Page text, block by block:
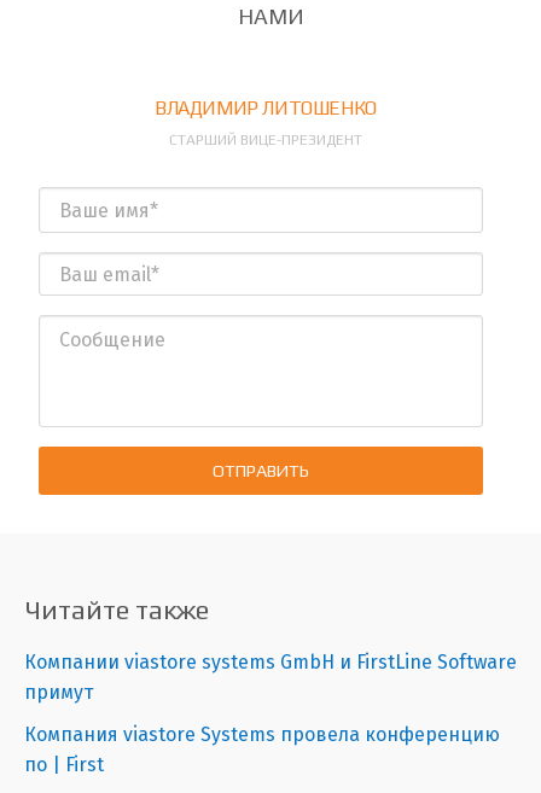
НАМИ
ВЛАДИМИР ЛИТОШЕНКО
СТАРШИЙ ВИЦЕ-ПРЕЗИДЕНТ
ОТПРАВИТЬ
Читайте также
Компании viastore systems GmbH и FirstLine Software
примут
Компания viastore Systems провела конференцию
по | First